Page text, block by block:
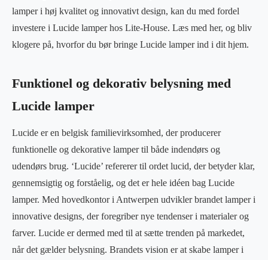
lamper i høj kvalitet og innovativt design, kan du med fordel
investere i Lucide lamper hos Lite-House. Læs med her, og bliv
klogere på, hvorfor du bør bringe Lucide lamper ind i dit hjem.
Funktionel og dekorativ belysning med
Lucide lamper
Lucide er en belgisk familievirksomhed, der producerer
funktionelle og dekorative lamper til både indendørs og
udendørs brug. ‘Lucide’ refererer til ordet lucid, der betyder klar,
gennemsigtig og forståelig, og det er hele idéen bag Lucide
lamper. Med hovedkontor i Antwerpen udvikler brandet lamper i
innovative designs, der foregriber nye tendenser i materialer og
farver. Lucide er dermed med til at sætte trenden på markedet,
når det gælder belysning. Brandets vision er at skabe lamper i